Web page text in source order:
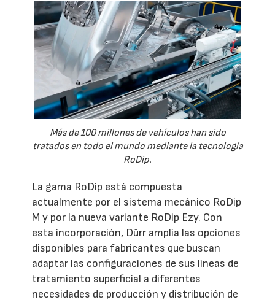
Más de 100 millones de vehículos han sido
tratados en todo el mundo mediante la tecnología
RoDip.
La gama RoDip está compuesta
actualmente por el sistema mecánico RoDip
M y por la nueva variante RoDip Ezy. Con
esta incorporación, Dürr amplía las opciones
disponibles para fabricantes que buscan
adaptar las configuraciones de sus líneas de
tratamiento superficial a diferentes
necesidades de producción y distribución de